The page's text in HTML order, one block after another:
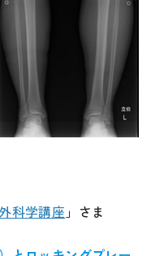
科学講座 」さま